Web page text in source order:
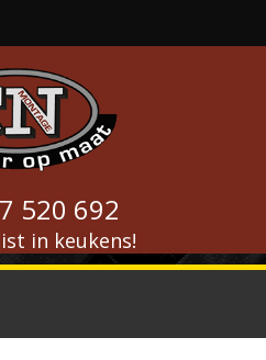
520 692
in keukens!